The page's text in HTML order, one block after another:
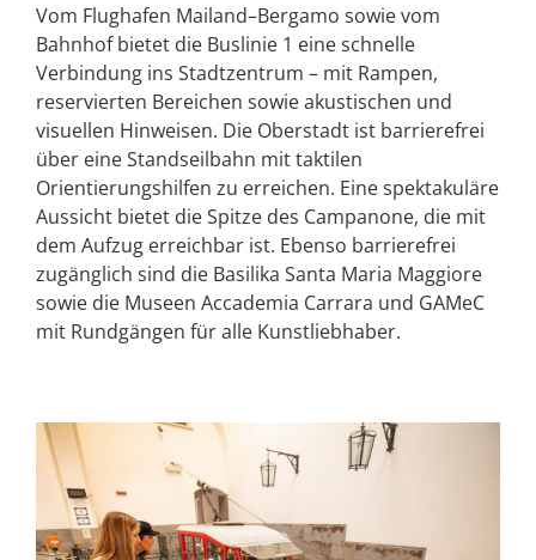
Vom Flughafen Mailand–Bergamo sowie vom
Bahnhof bietet die Buslinie 1 eine schnelle
Verbindung ins Stadtzentrum – mit Rampen,
reservierten Bereichen sowie akustischen und
visuellen Hinweisen. Die Oberstadt ist barrierefrei
über eine Standseilbahn mit taktilen
Orientierungshilfen zu erreichen. Eine spektakuläre
Aussicht bietet die Spitze des Campanone, die mit
dem Aufzug erreichbar ist. Ebenso barrierefrei
zugänglich sind die Basilika Santa Maria Maggiore
sowie die Museen Accademia Carrara und GAMeC
mit Rundgängen für alle Kunstliebhaber.